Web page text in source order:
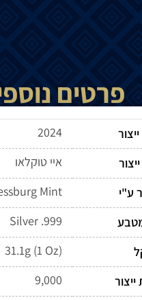
פרטים
2024
איי טוקלאו
ע"י
Mint
Silver .999
31.1g (1 Oz)
9,000